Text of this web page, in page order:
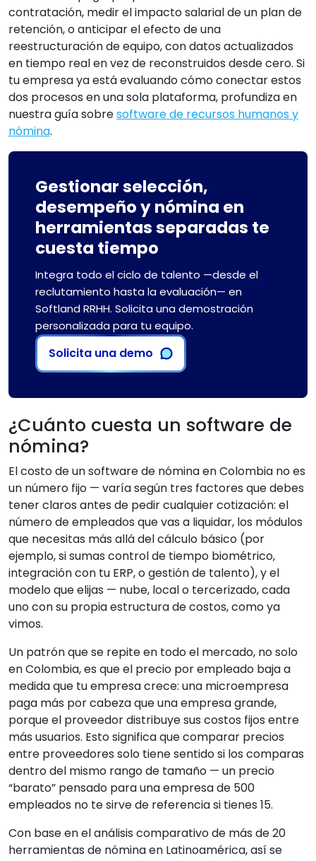
contratación, medir el impacto salarial de un plan de
retención, o anticipar el efecto de una
reestructuración de equipo, con datos actualizados
en tiempo real en vez de reconstruidos desde cero. Si
tu empresa ya está evaluando cómo conectar estos
dos procesos en una sola plataforma, profundiza en
nuestra guía sobresoftware de recursos humanos y
nómina.
Gestionar selección,
desempeño y nómina en
herramientas separadas te
cuesta tiempo
Integra todo el ciclo de talento —desde el
reclutamiento hasta la evaluación— en
Softland RRHH. Solicita una demostración
personalizada para tu equipo.
Solicita una demo
¿Cuánto cuesta un software de
nómina?
El costo de un software de nómina en Colombia no es
un número fijo — varía según tres factores que debes
tener claros antes de pedir cualquier cotización: el
número de empleados que vas a liquidar, los módulos
que necesitas más allá del cálculo básico (por
ejemplo, si sumas control de tiempo biométrico,
integración con tu ERP, o gestión de talento), y el
modelo que elijas — nube, local o tercerizado, cada
uno con su propia estructura de costos, como ya
vimos.
Un patrón que se repite en todo el mercado, no solo
en Colombia, es que el precio por empleado baja a
medida que tu empresa crece: una microempresa
paga más por cabeza que una empresa grande,
porque el proveedor distribuye sus costos fijos entre
más usuarios. Esto significa que comparar precios
entre proveedores solo tiene sentido si los comparas
dentro del mismo rango de tamaño — un precio
“barato” pensado para una empresa de 500
empleados no te sirve de referencia si tienes 15.
Con base en el análisis comparativo de más de 20
herramientas de nómina en Latinoamérica, así se